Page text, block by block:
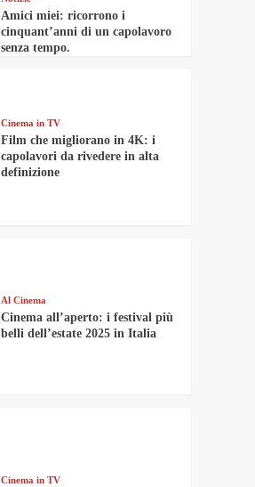
Amici miei: ricorrono i
cinquant’anni di un capolavoro
senza tempo.
Cinema in TV
Film che migliorano in 4K: i
capolavori da rivedere in alta
definizione
Al Cinema
Cinema all’aperto: i festival più
belli dell’estate 2025 in Italia
Cinema in TV